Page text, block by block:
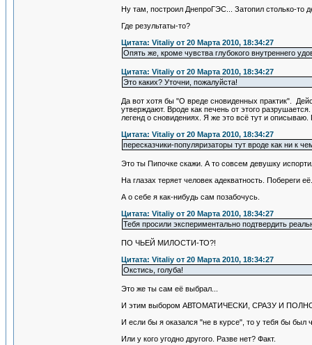
Ну там, построил ДнепроГЭС... Затопил столько-то
Где результаты-то?
Цитата: Vitaliy от 20 Марта 2010, 18:34:27
Опять же, кроме чувства глубокого внутреннего
Цитата: Vitaliy от 20 Марта 2010, 18:34:27
Это каких? Уточни, пожалуйста!
Да вот хотя бы "О вреде сновиденных практик".
утверждают. Вроде как печень от этого
легенд о сновидениях. Я же это всё тут и
Цитата: Vitaliy от 20 Марта 2010, 18:34:27
пересказчики-популяризаторы тут вроде как ни к
Это ты Пипочке скажи. А то совсем девушку
На глазах теряет человек адекватность. Побереги
А о себе я как-нибудь сам позабочусь.
Цитата: Vitaliy от 20 Марта 2010, 18:34:27
Тебя просили экспериментально подтвердить
ПО ЧЬЕЙ МИЛОСТИ-ТО?!
Цитата: Vitaliy от 20 Марта 2010, 18:34:27
Окстись, голуба!
Это же ты сам её выбрал...
И этим выбором АВТОМАТИЧЕСКИ, СРАЗУ И
И если бы я оказался "не в курсе", то у тебя бы был
Или у кого угодно другого. Разве нет? Факт.